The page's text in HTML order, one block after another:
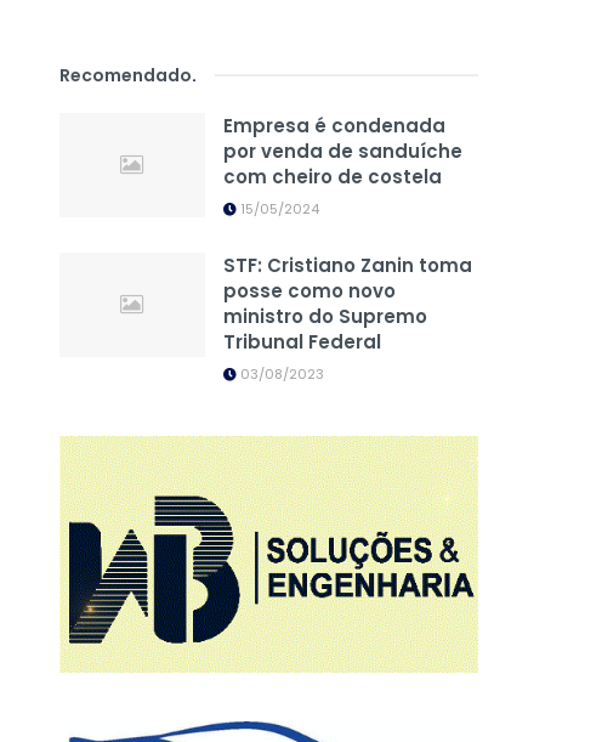
Recomendado.
Empresa é condenada
por venda de sanduíche
com cheiro de costela
15/05/2024
STF: Cristiano Zanin toma
posse como novo
ministro do Supremo
Tribunal Federal
03/08/2023